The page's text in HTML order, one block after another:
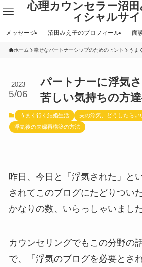
心理カウンセラー沼
ィシャルサイ
メッセージ 沼田みえ子のプロフィール 面
ホーム 幸せなパートナーシップのためのヒント うま
パートナーに浮気
苦しい気持ちの方
2023
5/06
うまく行く結婚生活
夫の浮気、どうしたらい
浮気後の夫婦再構築の方法
昨日、今日と「浮気された」と
されてこのブログにたどりつい
かなりの数、いらっしゃいました
カウンセリングでもこの分野の
で、「浮気のブログを必要とさ